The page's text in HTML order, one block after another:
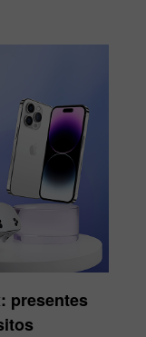
presentes